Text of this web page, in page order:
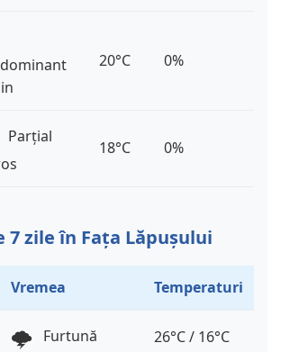
20°C 0%
Parțial
18°C 0%
7 zile în Fața Lăpușului
Vremea Temperaturi
🌩️ Furtună 26°C / 16°C